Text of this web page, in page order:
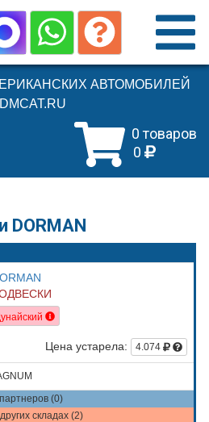
АВТОМОБИЛЕЙ
DMCAT.RU
0 товаров
0
DORMAN
Цена устарела: 4.074
(0)
складах (2)